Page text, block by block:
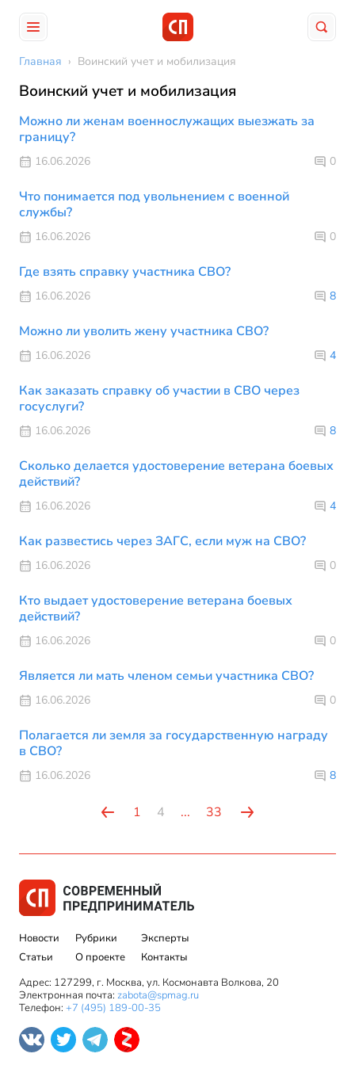
Главная › Воинский учет и мобилизация
Воинский учет и мобилизация
Можно ли женам военнослужащих выезжать за
границу?
16.06.2026 0
Что понимается под увольнением с военной
службы?
16.06.2026 0
Где взять справку участника СВО?
16.06.2026 8
Можно ли уволить жену участника СВО?
16.06.2026 4
Как заказать справку об участии в СВО через
госуслуги?
16.06.2026 8
Сколько делается удостоверение ветерана боевых
действий?
16.06.2026 4
Как развестись через ЗАГС, если муж на СВО?
16.06.2026 0
Кто выдает удостоверение ветерана боевых
действий?
16.06.2026 0
Является ли мать членом семьи участника СВО?
16.06.2026 0
Полагается ли земля за государственную награду
в СВО?
16.06.2026 8
1 4 ... 33
Новости
Статьи
Рубрики
О проекте
Эксперты
Контакты
Адрес: 127299, г. Москва, ул. Космонавта Волкова, 20
Электронная почта: zabota@spmag.ru
Телефон: +7 (495) 189-00-35